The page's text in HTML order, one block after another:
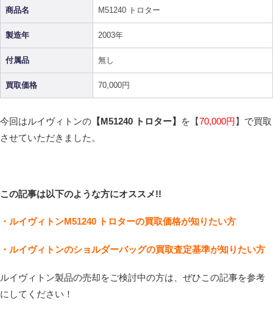
商品名 M51240 トロター
製造年 2003年
付属品 無し
買取価格 70,000円
今回はルイヴィトンの 【M51240 トロター】 を 【70,000円】 で買取
させていただきました。
この記事は以下のような方にオススメ!!
・ルイヴィトンM51240 トロターの買取価格が知りたい方
・ルイヴィトンのショルダーバッグの買取査定基準が知りたい方
ルイヴィトン製品の売却をご検討中の方は、ぜひこの記事を参考
にしてください！